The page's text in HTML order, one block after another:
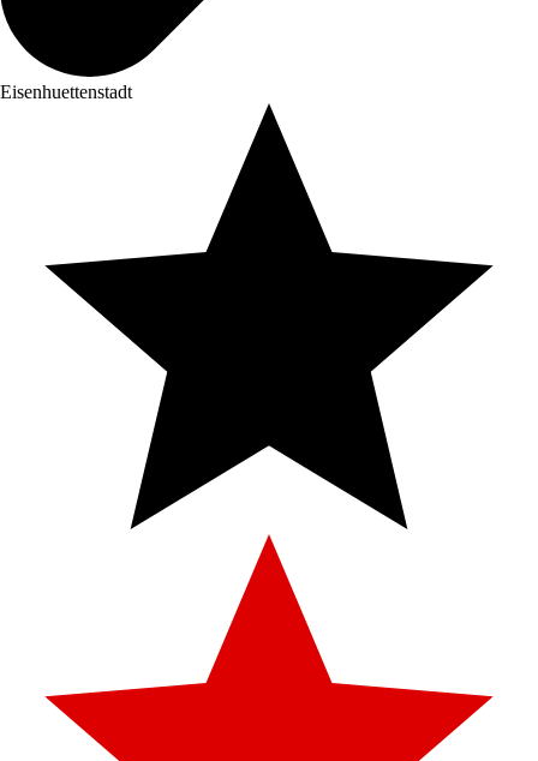
Eisenhuettenstadt